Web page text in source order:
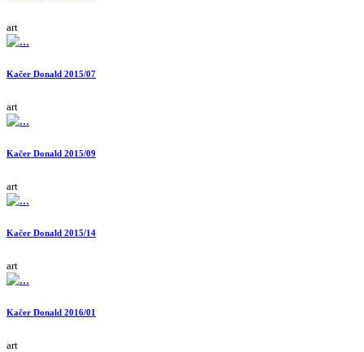
art
Kačer Donald 2015/07
art
Kačer Donald 2015/09
art
Kačer Donald 2015/14
art
Kačer Donald 2016/01
art